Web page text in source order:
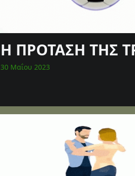
Η ΠΡΟΤΑΣΗ ΤΗΣ
30 Μαΐου 2023